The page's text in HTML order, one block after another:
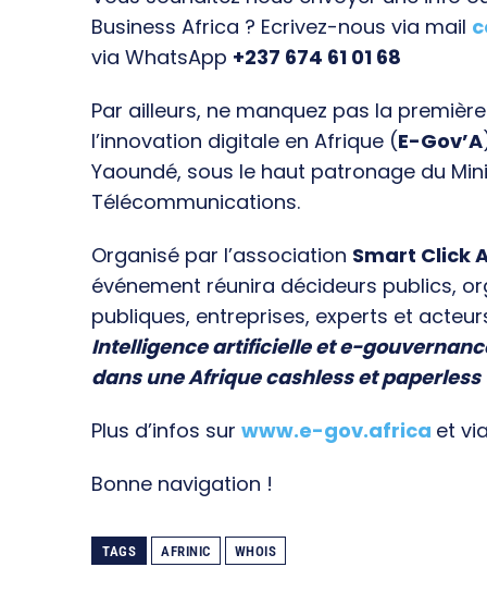
Business Africa ? Ecrivez-nous via mail
via WhatsApp +237 674 61 01 68
Par ailleurs, ne manquez pas la
l’innovation digitale en Afrique (E-Gov’A
Yaoundé, sous le haut patronage du
Télécommunications.
Organisé par l’association Smart Click
événement réunira décideurs publics,
publiques, entreprises, experts et
Intelligence artificielle et e-
dans une Afrique cashless et paperless
Plus d’infos sur www.e-gov.africa et
Bonne navigation !
TAGS AFRINIC WHOIS